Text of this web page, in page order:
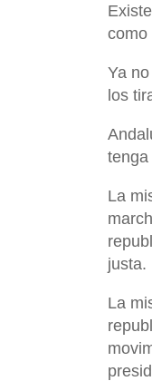
como
Ya
los
La
justa.
La